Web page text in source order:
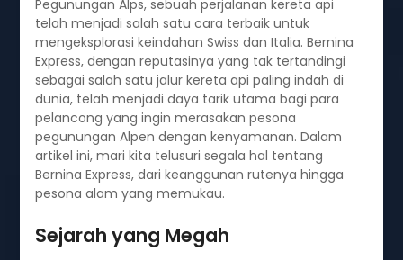
Pegunungan Alps, sebuah perjalanan kereta api
telah menjadi salah satu cara terbaik untuk
mengeksplorasi keindahan Swiss dan Italia. Bernina
Express, dengan reputasinya yang tak tertandingi
sebagai salah satu jalur kereta api paling indah di
dunia, telah menjadi daya tarik utama bagi para
pelancong yang ingin merasakan pesona
pegunungan Alpen dengan kenyamanan. Dalam
artikel ini, mari kita telusuri segala hal tentang
Bernina Express, dari keanggunan rutenya hingga
pesona alam yang memukau.
Sejarah yang Megah